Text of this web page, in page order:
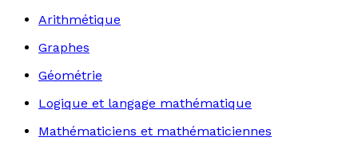
Arithmétique
Graphes
Géométrie
Logique et langage mathématique
Mathématiciens et mathématiciennes